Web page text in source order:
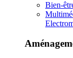
Bien-